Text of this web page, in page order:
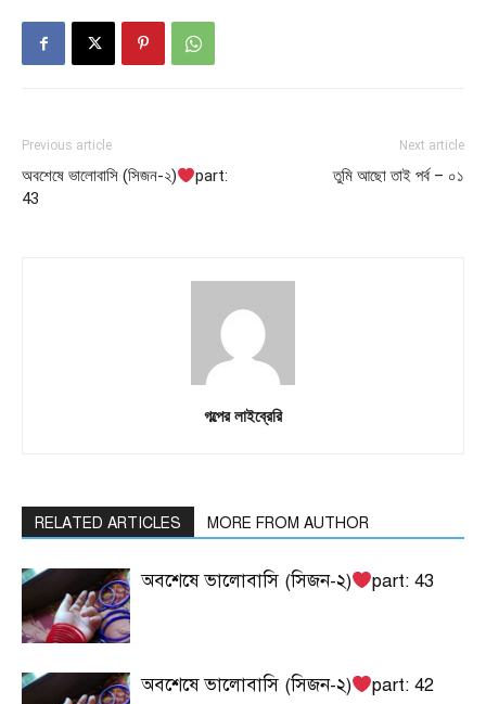
Previous article
অবশেষে ভালোবাসি (সিজন-২)
part:
43
Next article
তুমি আছো তাই পর্ব – ০১
গল্পের লাইব্রেরি
RELATED ARTICLES MORE FROM AUTHOR
অবশেষে ভালোবাসি (সিজন-২) part: 43
অবশেষে ভালোবাসি (সিজন-২) part: 42